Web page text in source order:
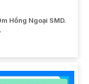
Hồng Ngoại SMD.